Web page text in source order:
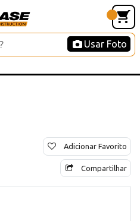
Usar Foto
Adicionar Favorito
Compartilhar